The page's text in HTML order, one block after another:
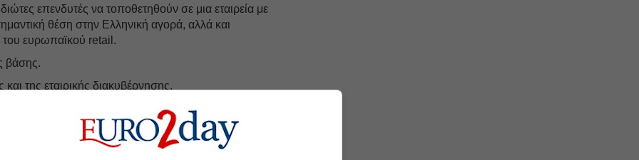
επενδυτές να τοποθετηθούν σε μια εταιρεία με
θέση στην Ελληνική αγορά, αλλά και
του ευρωπαϊκού retail.
βάσης.
και της εταιρικής διακυβέρνησης.
στη διοικητική ομάδα για ταχύτερη
και της μελλοντικής ανάπτυξης της εταιρείας.